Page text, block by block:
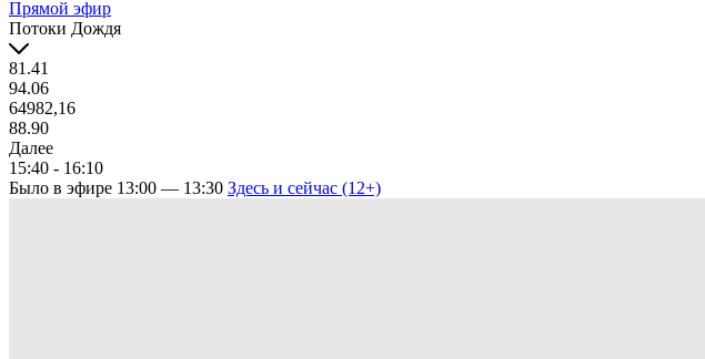
Прямой эфир
Потоки Дождя
81.41
94.06
64982,16
88.90
Далее
15:40 - 16:10
Было в эфире 13:00 — 13:30 Здесь и сейчас (12+)